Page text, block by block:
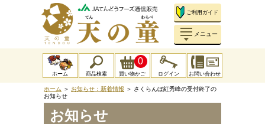
ご利用ガイド
メニュー
ホーム 商品検索 買い物かご
0
ログイン お問い合わせ
ホーム ＞ お知らせ：新着情報 ＞ さくらんぼ紅秀峰の受付終了の
お知らせ
お知らせ